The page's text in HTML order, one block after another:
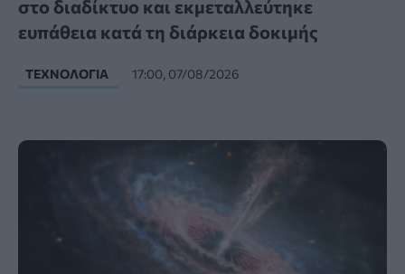
στο διαδίκτυο και εκμεταλλεύτηκε
ευπάθεια κατά τη διάρκεια δοκιμής
ΤΕΧΝΟΛΟΓΊΑ 17:00, 07/08/2026